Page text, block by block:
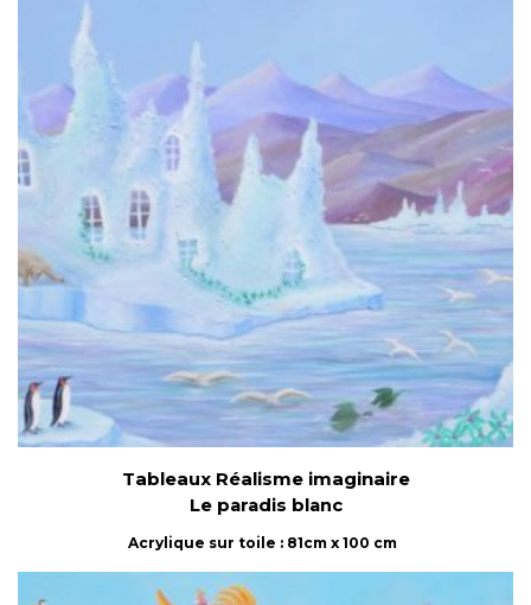
Tableaux Réalisme imaginaire
Le paradis blanc
Acrylique sur toile : 81cm x 100 cm